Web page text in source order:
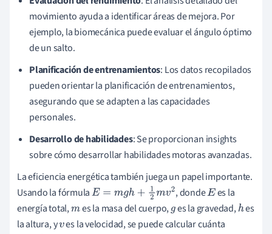
movimiento ayuda a identificar áreas de mejora. Por
ejemplo, la biomecánica puede evaluar el ángulo óptimo
de un salto.
Planificación de entrenamientos: Los datos recopilados
pueden orientar la planificación de entrenamientos,
asegurando que se adapten a las capacidades
personales.
Desarrollo de habilidades: Se proporcionan insights
sobre cómo desarrollar habilidades motoras avanzadas.
La eficiencia energética también juega un papel importante.
Usando la fórmulaE= mg h+12mv2 , dondeE es la
energía total,m es la masa del cuerpo,ges la gravedad,hes
la altura, yves la velocidad, se puede calcular cuánta